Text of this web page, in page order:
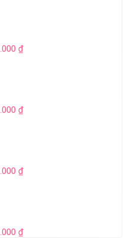
₫
₫
₫
₫